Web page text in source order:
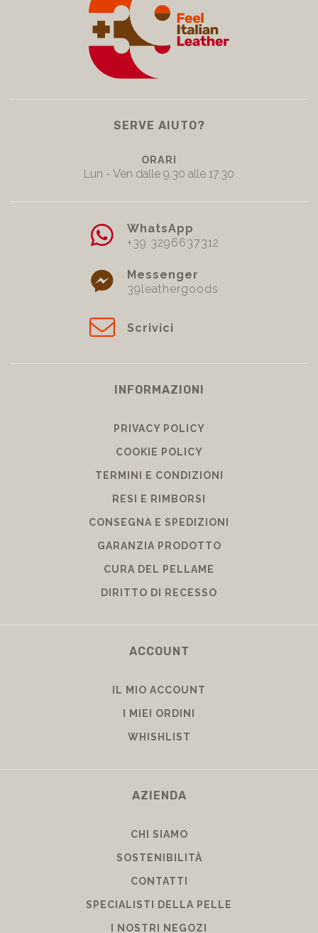
SERVE AIUTO?
ORARI
Lun - Ven dalle 9.30 alle 17.30
WhatsApp
+39 3296637312
Messenger
39leathergoods
Scrivici
INFORMAZIONI
PRIVACY POLICY
COOKIE POLICY
TERMINI E CONDIZIONI
RESI E RIMBORSI
CONSEGNA E SPEDIZIONI
GARANZIA PRODOTTO
CURA DEL PELLAME
DIRITTO DI RECESSO
ACCOUNT
IL MIO ACCOUNT
I MIEI ORDINI
WHISHLIST
AZIENDA
CHI SIAMO
SOSTENIBILITÀ
CONTATTI
SPECIALISTI DELLA PELLE
I NOSTRI NEGOZI